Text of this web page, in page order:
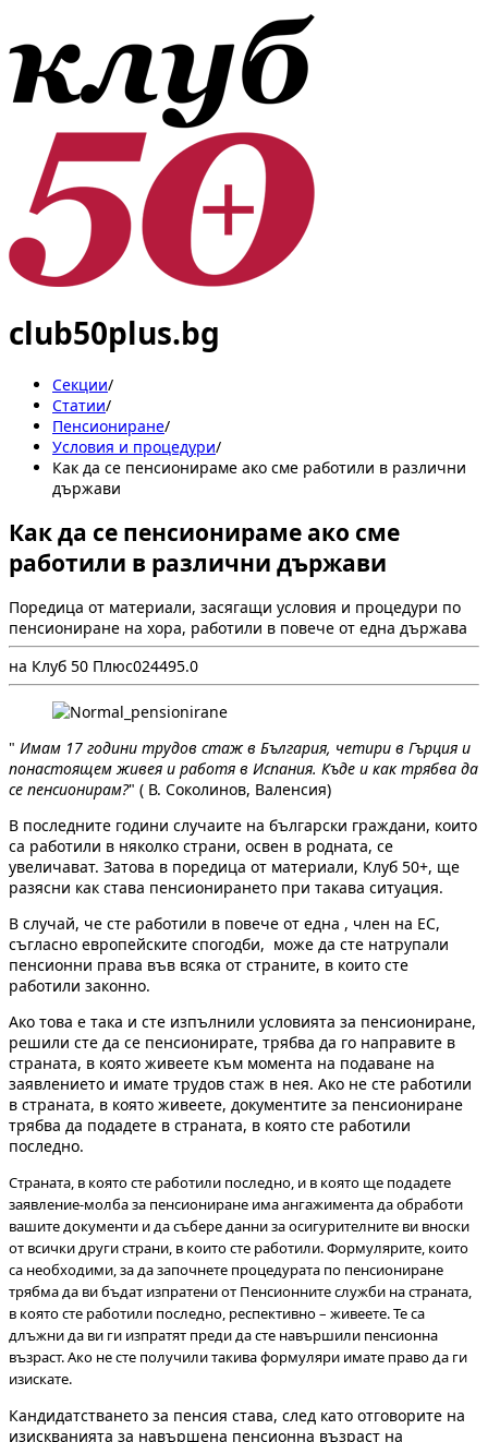
club50plus.bg
Секции/
Статии/
Пенсиониране/
Условия и процедури/
Как да се пенсионираме ако сме работили в различни
държави
Как да се пенсионираме ако сме
работили в различни държави
Поредица от материали, засягащи условия и процедури по
пенсиониране на хора, работили в повече от една държава
на Клуб 50 Плюс024495.0
" Имам 17 години трудов стаж в България, четири в Гърция и
понастоящем живея и работя в Испания. Къде и как трябва да
се пенсионирам?" ( В. Соколинов, Валенсия)
В последните години случаите на български граждани, които
са работили в няколко страни, освен в родната, се
увеличават. Затова в поредица от материали, Клуб 50+, ще
разясни как става пенсионирането при такава ситуация.
В случай, че сте работили в повече от една , член на ЕС,
съгласно европейските спогодби, може да сте натрупали
пенсионни права във всяка от страните, в които сте
работили законно.
Ако това е така и сте изпълнили условията за пенсиониране,
решили сте да се пенсионирате, трябва да го направите в
страната, в която живеете към момента на подаване на
заявлението и имате трудов стаж в нея. Ако не сте работили
в страната, в която живеете, документите за пенсиониране
трябва да подадете в страната, в която сте работили
последно.
Страната, в която сте работили последно, и в която ще подадете
заявление-молба за пенсиониране има ангажимента да обработи
вашите документи и да събере данни за осигурителните ви вноски
от всички други страни, в които сте работили. Формулярите, които
са необходими, за да започнете процедурата по пенсиониране
трябма да ви бъдат изпратени от Пенсионните служби на страната,
в която сте работили последно, респективно – живеете. Те са
длъжни да ви ги изпратят преди да сте навършили пенсионна
възраст. Ако не сте получили такива формуляри имате право да ги
изискате.
Кандидатстването за пенсия става, след като отговорите на
изискванията за навършена пенсионна възраст на